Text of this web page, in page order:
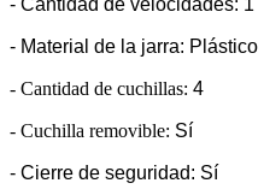
- Material de la jarra: Plástico
- Cantidad de cuchillas: 4
- Cuchilla removible: Sí
- Cierre de seguridad: Sí